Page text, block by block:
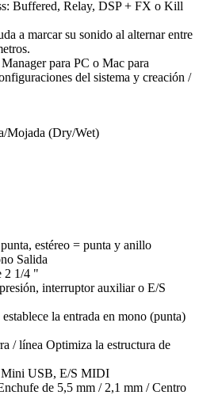
Buffered, Relay, DSP + FX o Kill
a marcar su sonido al alternar entre
para PC o Mac para
del sistema y creación /
Mojada (Dry/Wet)
estéreo = punta y anillo
Salida
2 1/4 "
interruptor auxiliar o E/S
la entrada en mono (punta)
/ línea Optimiza la estructura de
Mini USB, E/S MIDI
de 5,5 mm / 2,1 mm / Centro